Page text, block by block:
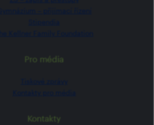
Pro média
Kontakty